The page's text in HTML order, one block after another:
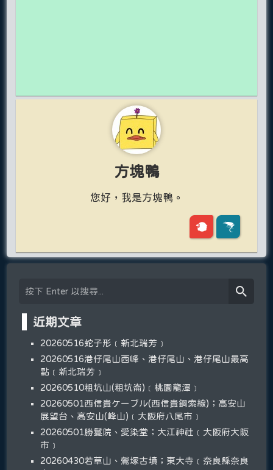
方塊鴨
您好，我是方塊鴨。
近期文章
20260516蛇子形﹝新北瑞芳﹞
20260516港仔尾山西峰、港仔尾山、港仔尾山最高
點﹝新北瑞芳﹞
20260510粗坑山(粗坑崙)﹝桃園龍潭﹞
20260501西信貴ケーブル(西信貴鋼索線)；高安山
展望台、高安山(峰山)﹝大阪府八尾市﹞
20260501勝鬘院、愛染堂；大江神社﹝大阪府大阪
市﹞
20260430若草山、鶯塚古墳；東大寺﹝奈良縣奈良